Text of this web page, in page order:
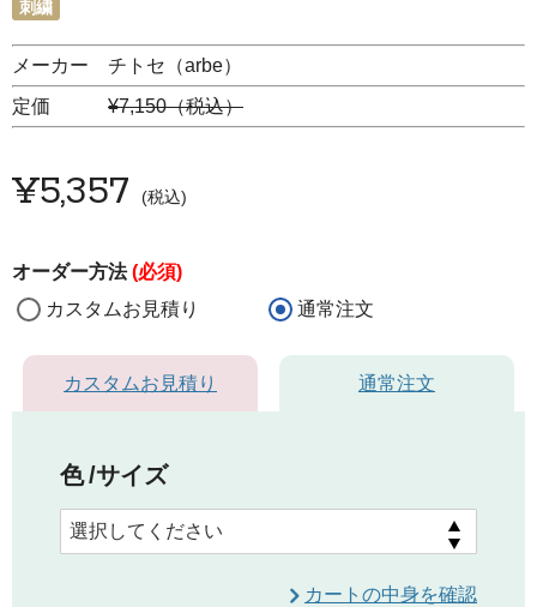
刺繍
メーカー チトセ（arbe）
定価 ¥7,150（税込）
¥5,357 税込
オーダー方法(必須)
カスタムお見積り
通常注文
カスタムお見積り 通常注文
色 サイズ
カートの中身を確認